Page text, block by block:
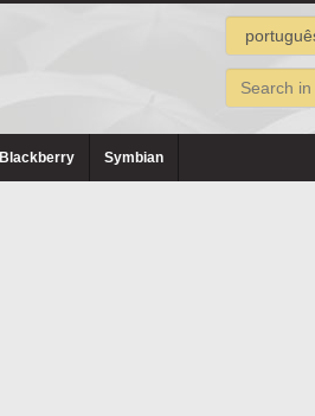
Blackberry Symbian